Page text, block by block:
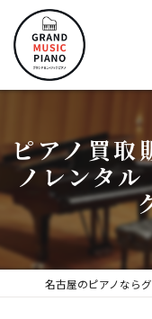
ピアノ買取
ノレンタ